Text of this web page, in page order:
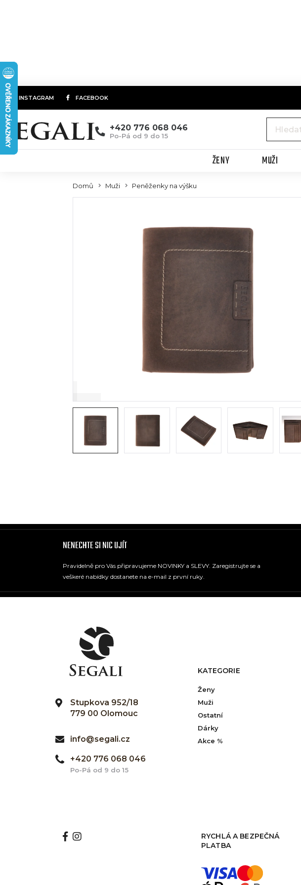
INSTAGRAM FACEBOOK
+420 776 068 046
Po-Pá od 9 do 15
ŽENY MUŽI
Domů Muži Peněženky na výšku
NENECHTE SI NIC UJÍT
Pravidelně pro Vás připravujeme NOVINKY a SLEVY. Zaregistrujte se a
veškeré nabídky dostanete na e-mail z první ruky.
Stupkova 952/18
779 00 Olomouc
info@segali.cz
+420 776 068 046
Po-Pá od 9 do 15
KATEGORIE
Ženy
Muži
Ostatní
Dárky
Akce %
RYCHLÁ A BEZPEČNÁ
PLATBA